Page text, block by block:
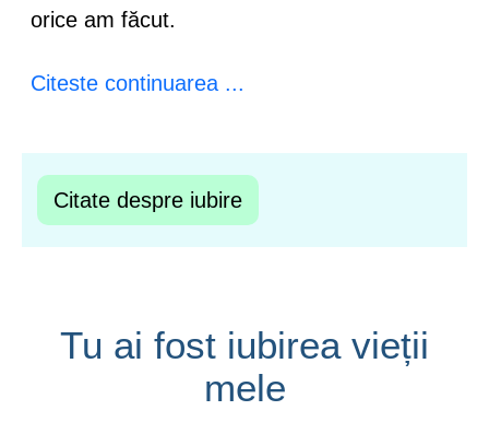
orice am făcut.
Citeste continuarea ...
Citate despre iubire
Tu ai fost iubirea vieții
mele